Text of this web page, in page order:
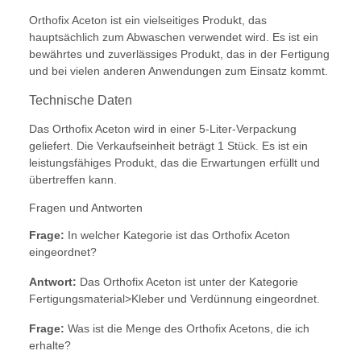
Orthofix Aceton ist ein vielseitiges Produkt, das
hauptsächlich zum Abwaschen verwendet wird. Es ist ein
bewährtes und zuverlässiges Produkt, das in der Fertigung
und bei vielen anderen Anwendungen zum Einsatz kommt.
Technische Daten
Das Orthofix Aceton wird in einer 5-Liter-Verpackung
geliefert. Die Verkaufseinheit beträgt 1 Stück. Es ist ein
leistungsfähiges Produkt, das die Erwartungen erfüllt und
übertreffen kann.
Fragen und Antworten
Frage: In welcher Kategorie ist das Orthofix Aceton
eingeordnet?
Antwort: Das Orthofix Aceton ist unter der Kategorie
Fertigungsmaterial>Kleber und Verdünnung eingeordnet.
Frage: Was ist die Menge des Orthofix Acetons, die ich
erhalte?